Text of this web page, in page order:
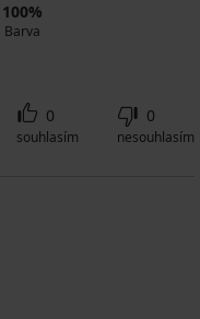
100%
Barva
0
souhlasím
0
nesouhlasím